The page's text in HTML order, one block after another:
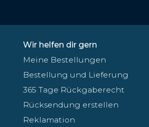
Wir helfen dir gern
Meine Bestellungen
Bestellung und Lieferung
365 Tage Rückgaberecht
Rücksendung erstellen
Reklamation